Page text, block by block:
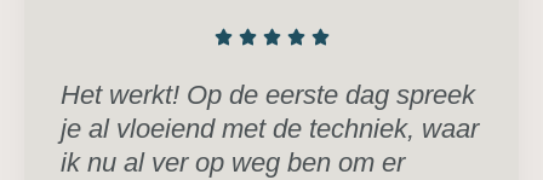
Het werkt! Op de eerste dag spreek
je al vloeiend met de techniek, waar
ik nu al ver op weg ben om er